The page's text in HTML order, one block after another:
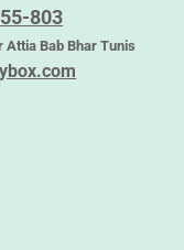
803
Attia Bab Bhar Tunis